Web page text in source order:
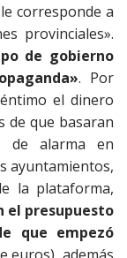
corresponde a
provinciales».
de gobierno
. Por
el dinero
de que basaran
de alarma en
ayuntamientos,
la plataforma,
el presupuesto
que empezó